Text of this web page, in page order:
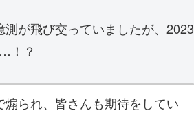
が飛び交っていましたが、2023
！？
られ、皆さんも期待をしてい